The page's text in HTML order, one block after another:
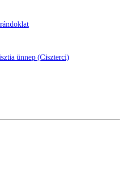
ünnep (Ciszterci)